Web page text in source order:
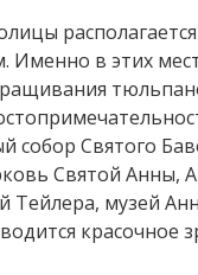
Именно в этих
собор Святого
Святой Анны,
Тейлера, музей
красочное